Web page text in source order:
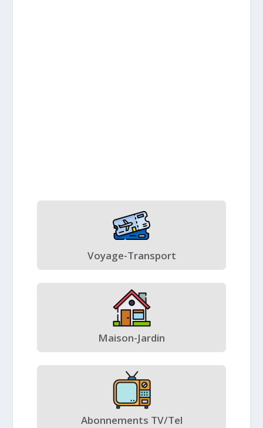
Voyage-Transport
Maison-Jardin
Abonnements TV/Tel